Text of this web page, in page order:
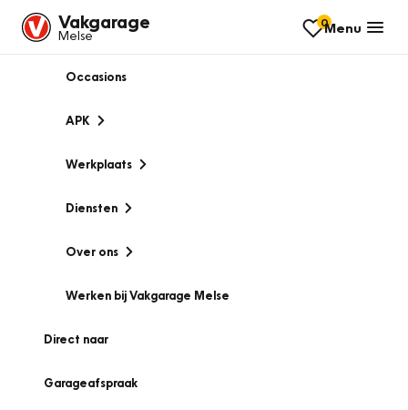
Vakgarage
Melse
0Menu
Occasions
APK
Werkplaats
Diensten
Over ons
Werken bij Vakgarage Melse
Direct naar
Garageafspraak